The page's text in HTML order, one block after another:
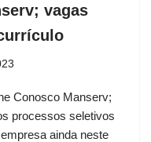
vagas
Conosco Manserv;
processos seletivos
ainda neste